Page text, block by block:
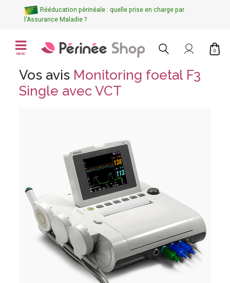
Rééducation périnéale : quelle prise en charge par
l'Assurance Maladie ?
MENU
0
Vos avis Monitoring foetal F3
Single avec VCT